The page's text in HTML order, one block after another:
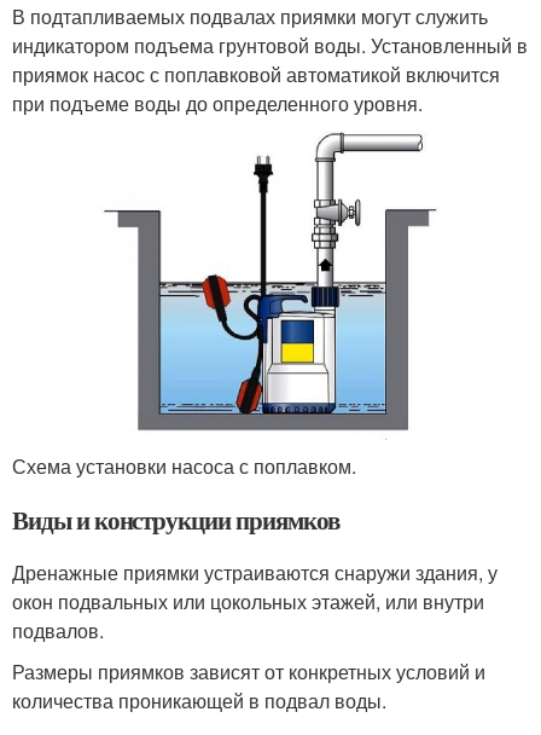
В подтапливаемых подвалах приямки могут служить
индикатором подъема грунтовой воды. Установленный в
приямок насос с поплавковой автоматикой включится
при подъеме воды до определенного уровня.
Схема установки насоса с поплавком.
Виды и конструкции приямков
Дренажные приямки устраиваются снаружи здания, у
окон подвальных или цокольных этажей, или внутри
подвалов.
Размеры приямков зависят от конкретных условий и
количества проникающей в подвал воды.